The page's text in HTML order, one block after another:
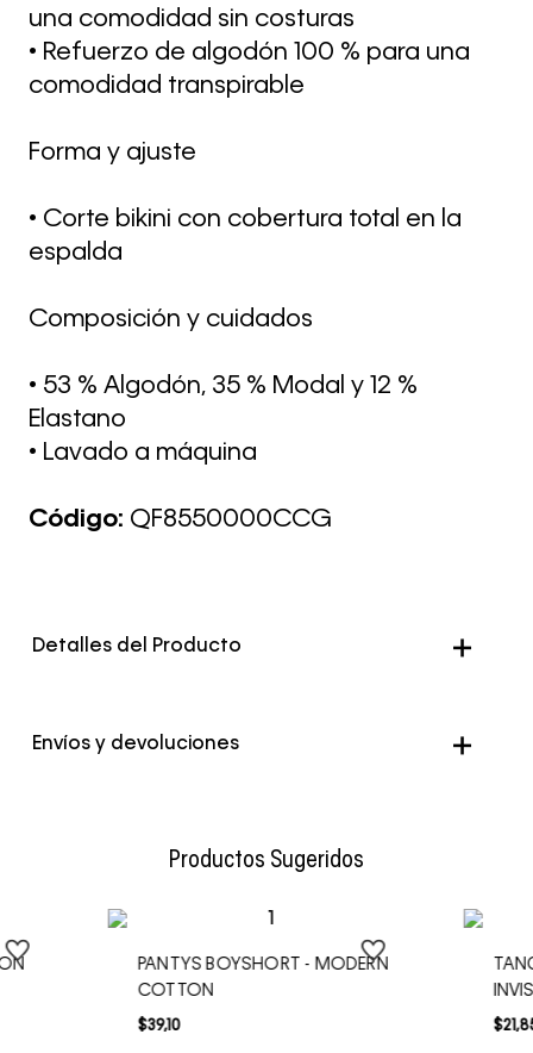
una comodidad sin costuras
• Refuerzo de algodón 100 % para una
comodidad transpirable
Forma y ajuste
• Corte bikini con cobertura total en la
espalda
Composición y cuidados
• 53 % Algodón, 35 % Modal y 12 %
Elastano
• Lavado a máquina
Código: QF8550000CCG
Detalles del Producto
Envíos y devoluciones
Productos Sugeridos
PANTYS BOYSHORT - MODERN
COTTON
$39,10 $21,